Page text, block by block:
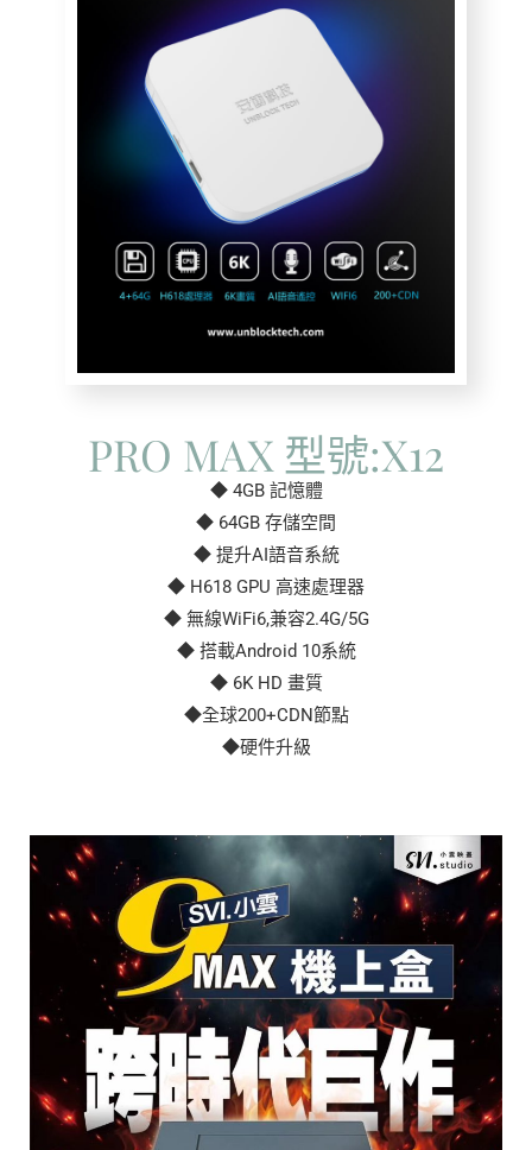
PRO MAX 型號:X12
◆ 4GB 記憶體
◆ 64GB 存儲空間
◆ 提升AI語音系統
◆ H618 GPU 高速處理器
◆ 無線WiFi6,兼容2.4G/5G
◆ 搭載Android 10系統
◆ 6K HD 畫質
◆全球200+CDN節點
◆硬件升級